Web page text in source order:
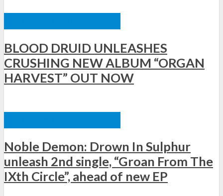
BLOOD DRUID UNLEASHES
CRUSHING NEW ALBUM “ORGAN
HARVEST” OUT NOW
Noble Demon: Drown In Sulphur
unleash 2nd single, “Groan From The
IXth Circle”, ahead of new EP